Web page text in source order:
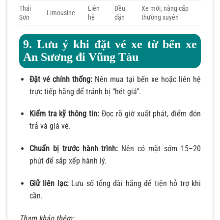
Thái
Sơn
Limousine
Liên
hệ
Đều
đặn
Xe mới, nâng cấp
thường xuyên
9. Lưu ý khi đặt vé xe từ bến xe
An Sương đi Vũng Tàu
Đặt vé chính thống:Nên mua tại bến xe hoặc liên hệ
trực tiếp hãng để tránh bị “hét giá”.
Kiểm tra kỹ thông tin: Đọc rõ giờ xuất phát, điểm đón
trả và giá vé.
Chuẩn bị trước hành trình: Nên có mặt sớm 15–20
phút để sắp xếp hành lý.
Giữ liên lạc:Lưu số tổng đài hãng để tiện hỗ trợ khi
cần.